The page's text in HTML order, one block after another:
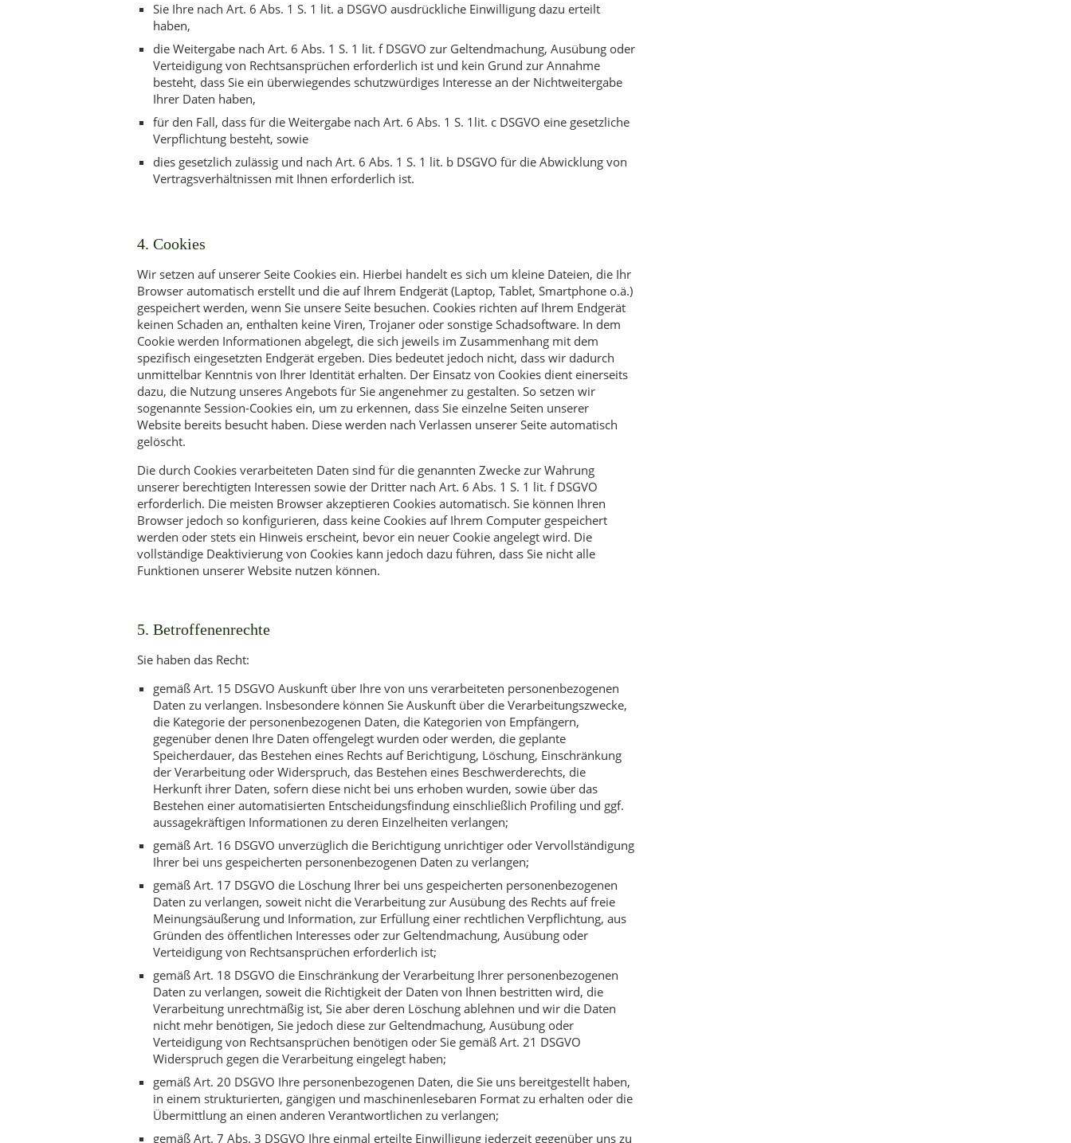
Sie Ihre nach Art. 6 Abs. 1 S. 1 lit. a DSGVO ausdrückliche Einwilligung dazu erteilt
haben,
die Weitergabe nach Art. 6 Abs. 1 S. 1 lit. f DSGVO zur Geltendmachung, Ausübung oder
Verteidigung von Rechtsansprüchen erforderlich ist und kein Grund zur Annahme
besteht, dass Sie ein überwiegendes schutzwürdiges Interesse an der Nichtweitergabe
Ihrer Daten haben,
für den Fall, dass für die Weitergabe nach Art. 6 Abs. 1 S. 1lit. c DSGVO eine gesetzliche
Verpflichtung besteht, sowie
dies gesetzlich zulässig und nach Art. 6 Abs. 1 S. 1 lit. b DSGVO für die Abwicklung von
Vertragsverhältnissen mit Ihnen erforderlich ist.
4. Cookies
Wir setzen auf unserer Seite Cookies ein. Hierbei handelt es sich um kleine Dateien, die Ihr
Browser automatisch erstellt und die auf Ihrem Endgerät (Laptop, Tablet, Smartphone o.ä.)
gespeichert werden, wenn Sie unsere Seite besuchen. Cookies richten auf Ihrem Endgerät
keinen Schaden an, enthalten keine Viren, Trojaner oder sonstige Schadsoftware. In dem
Cookie werden Informationen abgelegt, die sich jeweils im Zusammenhang mit dem
spezifisch eingesetzten Endgerät ergeben. Dies bedeutet jedoch nicht, dass wir dadurch
unmittelbar Kenntnis von Ihrer Identität erhalten. Der Einsatz von Cookies dient einerseits
dazu, die Nutzung unseres Angebots für Sie angenehmer zu gestalten. So setzen wir
sogenannte Session-Cookies ein, um zu erkennen, dass Sie einzelne Seiten unserer
Website bereits besucht haben. Diese werden nach Verlassen unserer Seite automatisch
gelöscht.
Die durch Cookies verarbeiteten Daten sind für die genannten Zwecke zur Wahrung
unserer berechtigten Interessen sowie der Dritter nach Art. 6 Abs. 1 S. 1 lit. f DSGVO
erforderlich. Die meisten Browser akzeptieren Cookies automatisch. Sie können Ihren
Browser jedoch so konfigurieren, dass keine Cookies auf Ihrem Computer gespeichert
werden oder stets ein Hinweis erscheint, bevor ein neuer Cookie angelegt wird. Die
vollständige Deaktivierung von Cookies kann jedoch dazu führen, dass Sie nicht alle
Funktionen unserer Website nutzen können.
5. Betroffenenrechte
Sie haben das Recht:
gemäß Art. 15 DSGVO Auskunft über Ihre von uns verarbeiteten personenbezogenen
Daten zu verlangen. Insbesondere können Sie Auskunft über die Verarbeitungszwecke,
die Kategorie der personenbezogenen Daten, die Kategorien von Empfängern,
gegenüber denen Ihre Daten offengelegt wurden oder werden, die geplante
Speicherdauer, das Bestehen eines Rechts auf Berichtigung, Löschung, Einschränkung
der Verarbeitung oder Widerspruch, das Bestehen eines Beschwerderechts, die
Herkunft ihrer Daten, sofern diese nicht bei uns erhoben wurden, sowie über das
Bestehen einer automatisierten Entscheidungsfindung einschließlich Profiling und ggf.
aussagekräftigen Informationen zu deren Einzelheiten verlangen;
gemäß Art. 16 DSGVO unverzüglich die Berichtigung unrichtiger oder Vervollständigung
Ihrer bei uns gespeicherten personenbezogenen Daten zu verlangen;
gemäß Art. 17 DSGVO die Löschung Ihrer bei uns gespeicherten personenbezogenen
Daten zu verlangen, soweit nicht die Verarbeitung zur Ausübung des Rechts auf freie
Meinungsäußerung und Information, zur Erfüllung einer rechtlichen Verpflichtung, aus
Gründen des öffentlichen Interesses oder zur Geltendmachung, Ausübung oder
Verteidigung von Rechtsansprüchen erforderlich ist;
gemäß Art. 18 DSGVO die Einschränkung der Verarbeitung Ihrer personenbezogenen
Daten zu verlangen, soweit die Richtigkeit der Daten von Ihnen bestritten wird, die
Verarbeitung unrechtmäßig ist, Sie aber deren Löschung ablehnen und wir die Daten
nicht mehr benötigen, Sie jedoch diese zur Geltendmachung, Ausübung oder
Verteidigung von Rechtsansprüchen benötigen oder Sie gemäß Art. 21 DSGVO
Widerspruch gegen die Verarbeitung eingelegt haben;
gemäß Art. 20 DSGVO Ihre personenbezogenen Daten, die Sie uns bereitgestellt haben,
in einem strukturierten, gängigen und maschinenlesebaren Format zu erhalten oder die
Übermittlung an einen anderen Verantwortlichen zu verlangen;
gemäß Art. 7 Abs. 3 DSGVO Ihre einmal erteilte Einwilligung jederzeit gegenüber uns zu